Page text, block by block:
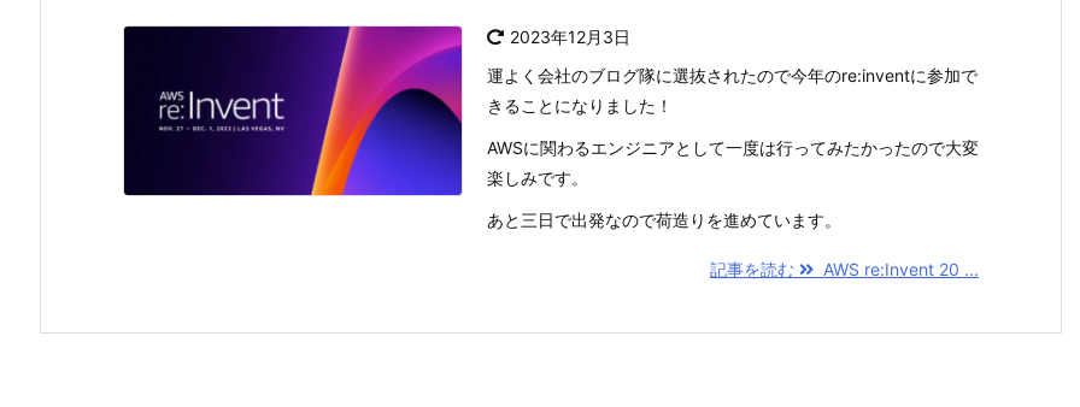
2023年12月3日
運よく会社のブログ隊に選抜されたので今年のre:inventに参加で
きることになりました！
AWSに関わるエンジニアとして一度は行ってみたかったので大変
楽しみです。
あと三日で出発なので荷造りを進めています。
記事を読む AWS re:Invent 20 ...